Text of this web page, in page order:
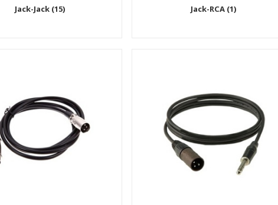
Jack-Jack (15) Jack-RCA (1)